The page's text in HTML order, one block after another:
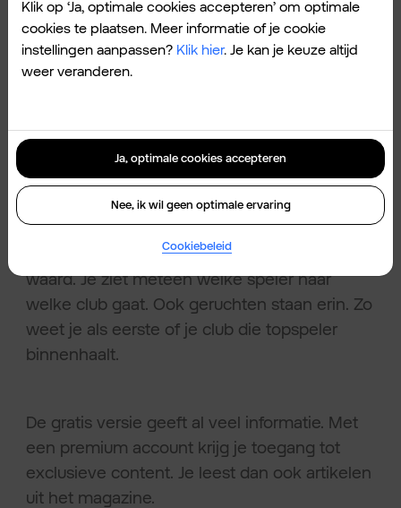
International een must. De app brengt
betrouwbaar nieuws uit binnen- en
buitenland.
Je leest interviews met trainers en spelers. Je
ziet wedstrijdverslagen van experts. Ook
video’s en samenvattingen vind je er.
Tijdens de transferperiode is de app goud
waard. Je ziet meteen welke speler naar
welke club gaat. Ook geruchten staan erin. Zo
weet je als eerste of je club die topspeler
binnenhaalt.
De gratis versie geeft al veel informatie. Met
een premium account krijg je toegang tot
exclusieve content. Je leest dan ook artikelen
uit het magazine.
Klik op ‘Ja, optimale cookies accepteren’ om optimale
cookies te plaatsen. Meer informatie of je cookie
instellingen aanpassen? Klik hier. Je kan je keuze altijd
weer veranderen.
Ja, optimale cookies accepteren
Nee, ik wil geen optimale ervaring
Cookiebeleid